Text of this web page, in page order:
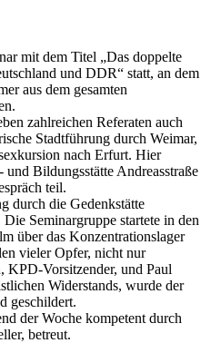
mit dem Titel „Das doppelte
und DDR“ statt, an dem
aus dem gesamten
zahlreichen Referaten auch
Stadtführung durch Weimar,
nach Erfurt. Hier
Bildungsstätte Andreasstraße
teil.
durch die Gedenkstätte
Seminargruppe startete in den
über das Konzentrationslager
vieler Opfer, nicht nur
KPD-Vorsitzender, und Paul
Widerstands, wurde der
geschildert.
der Woche kompetent durch
betreut.